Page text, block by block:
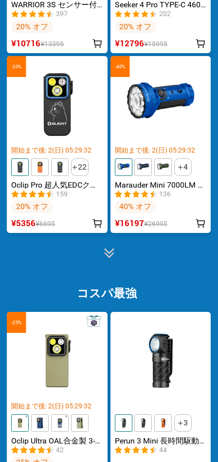
WARRIOR 3S センサー付
きタクティカルライト マ
グネット充電式 懐中電灯
397
20% オフ
¥10716¥13395
Seeker 4 Pro TYPE-C 4600
ルーメン高出力EDCライ
ト IPX8防水
202
20% オフ
¥12796¥15995
-20%
開始まで後:2(日)05:29:32
22
Oclip Pro 超人気EDCクリ
ップライト ランニングラ
イト 3つの光源
159
20% オフ
¥5356¥6695
-40%
開始まで後:2(日) 05:29:32
4
Marauder Mini 7000LM 超
高輝度 万能 RGB LED 懐中
電灯 防災
136
40% オフ
¥16197¥26995
コスパ最強
-25%
開始まで後:2(日)05:29:32
Oclip Ultra OAL合金製 3-
in-1 クリップライト ラン
ニングライト キーライト
42
3
Perun 3 Mini 長時間駆動
可能なL型ヘッドライト
60日間長持ち
44